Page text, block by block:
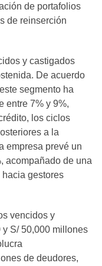
de portafolios
de reinserción
y castigados
De acuerdo
segmento ha
entre 7% y 9%,
los ciclos
a la
empresa prevé un
acompañado de una
hacia gestores
vencidos y
S/ 50,000 millones
de deudores,